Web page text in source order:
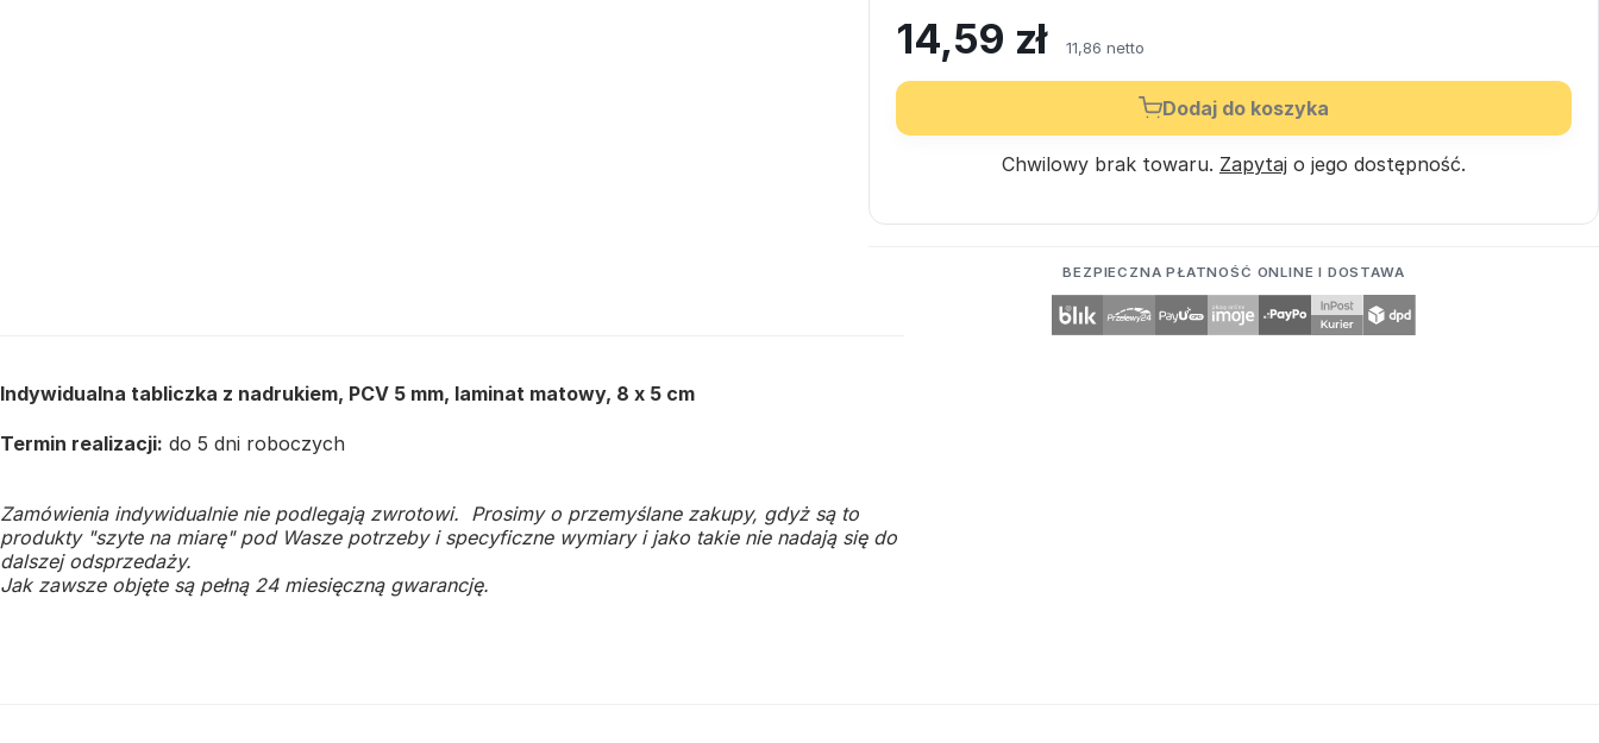
14,59 zł 11,86 netto
Dodaj do koszyka
Chwilowy brak towaru. Zapytaj o jego dostępność.
BEZPIECZNA PŁATNOŚĆ ONLINE I DOSTAWA
Indywidualna tabliczka z nadrukiem, PCV 5 mm, laminat matowy, 8 x 5 cm
Termin realizacji: do 5 dni roboczych
Zamówienia indywidualnie nie podlegają zwrotowi. Prosimy o przemyślane zakupy, gdyż są to
produkty "szyte na miarę" pod Wasze potrzeby i specyficzne wymiary i jako takie nie nadają się do
dalszej odsprzedaży.
Jak zawsze objęte są pełną 24 miesięczną gwarancję.